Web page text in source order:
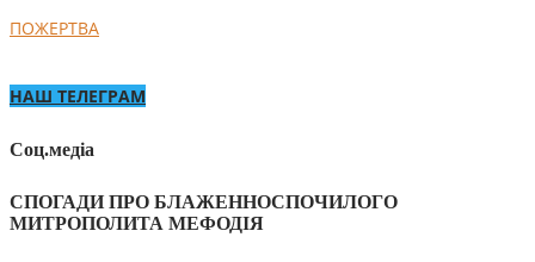
ПОЖЕРТВА
НАШ ТЕЛЕГРАМ
Соц.медіа
СПОГАДИ ПРО БЛАЖЕННОСПОЧИЛОГО
МИТРОПОЛИТА МЕФОДІЯ